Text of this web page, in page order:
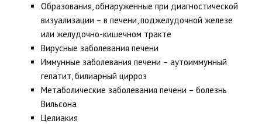
Образования, обнаруженные при диагностической
визуализации – в печени, поджелудочной железе
или желудочно-кишечном тракте
Вирусные заболевания печени
Иммунные заболевания печени – аутоиммунный
гепатит, билиарный цирроз
Метаболические заболевания печени – болезнь
Вильсона
Целиакия